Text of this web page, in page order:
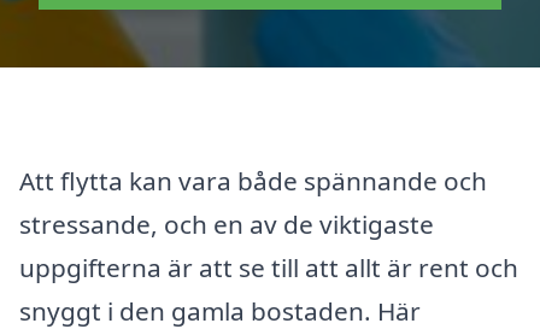
Att flytta kan vara både spännande och
stressande, och en av de viktigaste
uppgifterna är att se till att allt är rent och
snyggt i den gamla bostaden. Här